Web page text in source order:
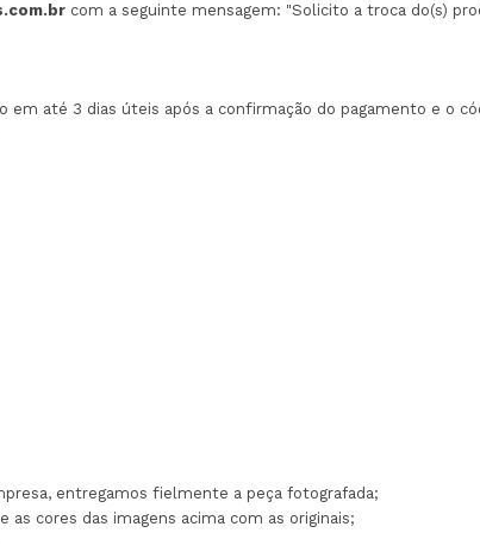
com a seguinte mensagem: "Solicito a troca do(s)
até 3 dias úteis após a confirmação do pagamento e o
entregamos fielmente a peça fotografada;
cores das imagens acima com as originais;